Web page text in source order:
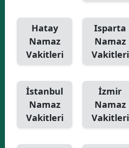
Hatay
Namaz
Vakitleri
Isparta
Namaz
Vakitleri
İstanbul
Namaz
Vakitleri
İzmir
Namaz
Vakitleri